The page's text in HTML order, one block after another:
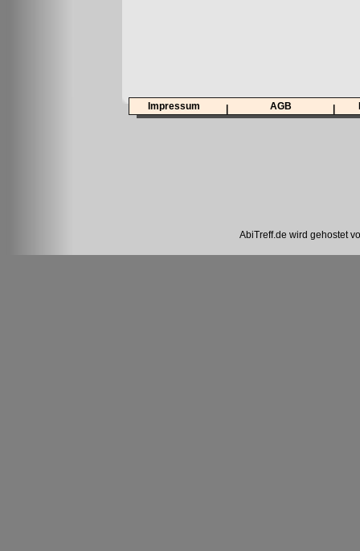
Impressum AGB
AbiTreff.de wird gehostet